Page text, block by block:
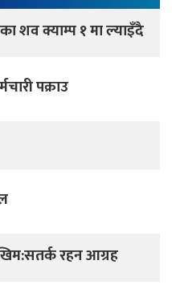
शव क्याम्प १ मा ल्याइँदै
पक्राउ
रहन आग्रह